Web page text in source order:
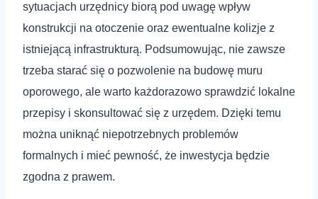
sytuacjach urzędnicy biorą pod uwagę wpływ
konstrukcji na otoczenie oraz ewentualne kolizje z
istniejącą infrastrukturą. Podsumowując, nie zawsze
trzeba starać się o pozwolenie na budowę muru
oporowego, ale warto każdorazowo sprawdzić lokalne
przepisy i skonsultować się z urzędem. Dzięki temu
można uniknąć niepotrzebnych problemów
formalnych i mieć pewność, że inwestycja będzie
zgodna z prawem.